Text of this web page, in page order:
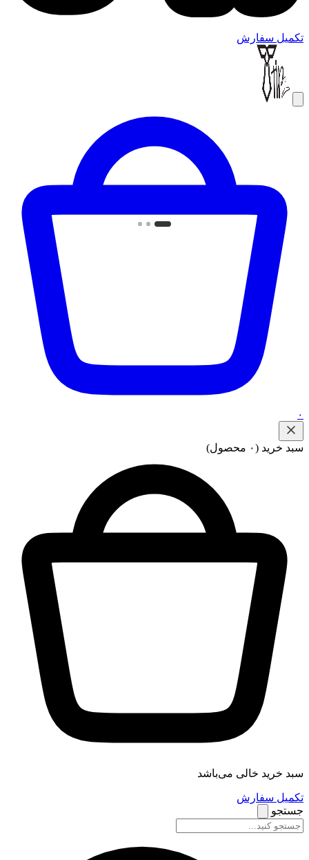
تکمیل سفارش
۰
سبد خرید (۰ محصول)
سبد خرید خالی می‌باشد
تکمیل سفارش
جستجو